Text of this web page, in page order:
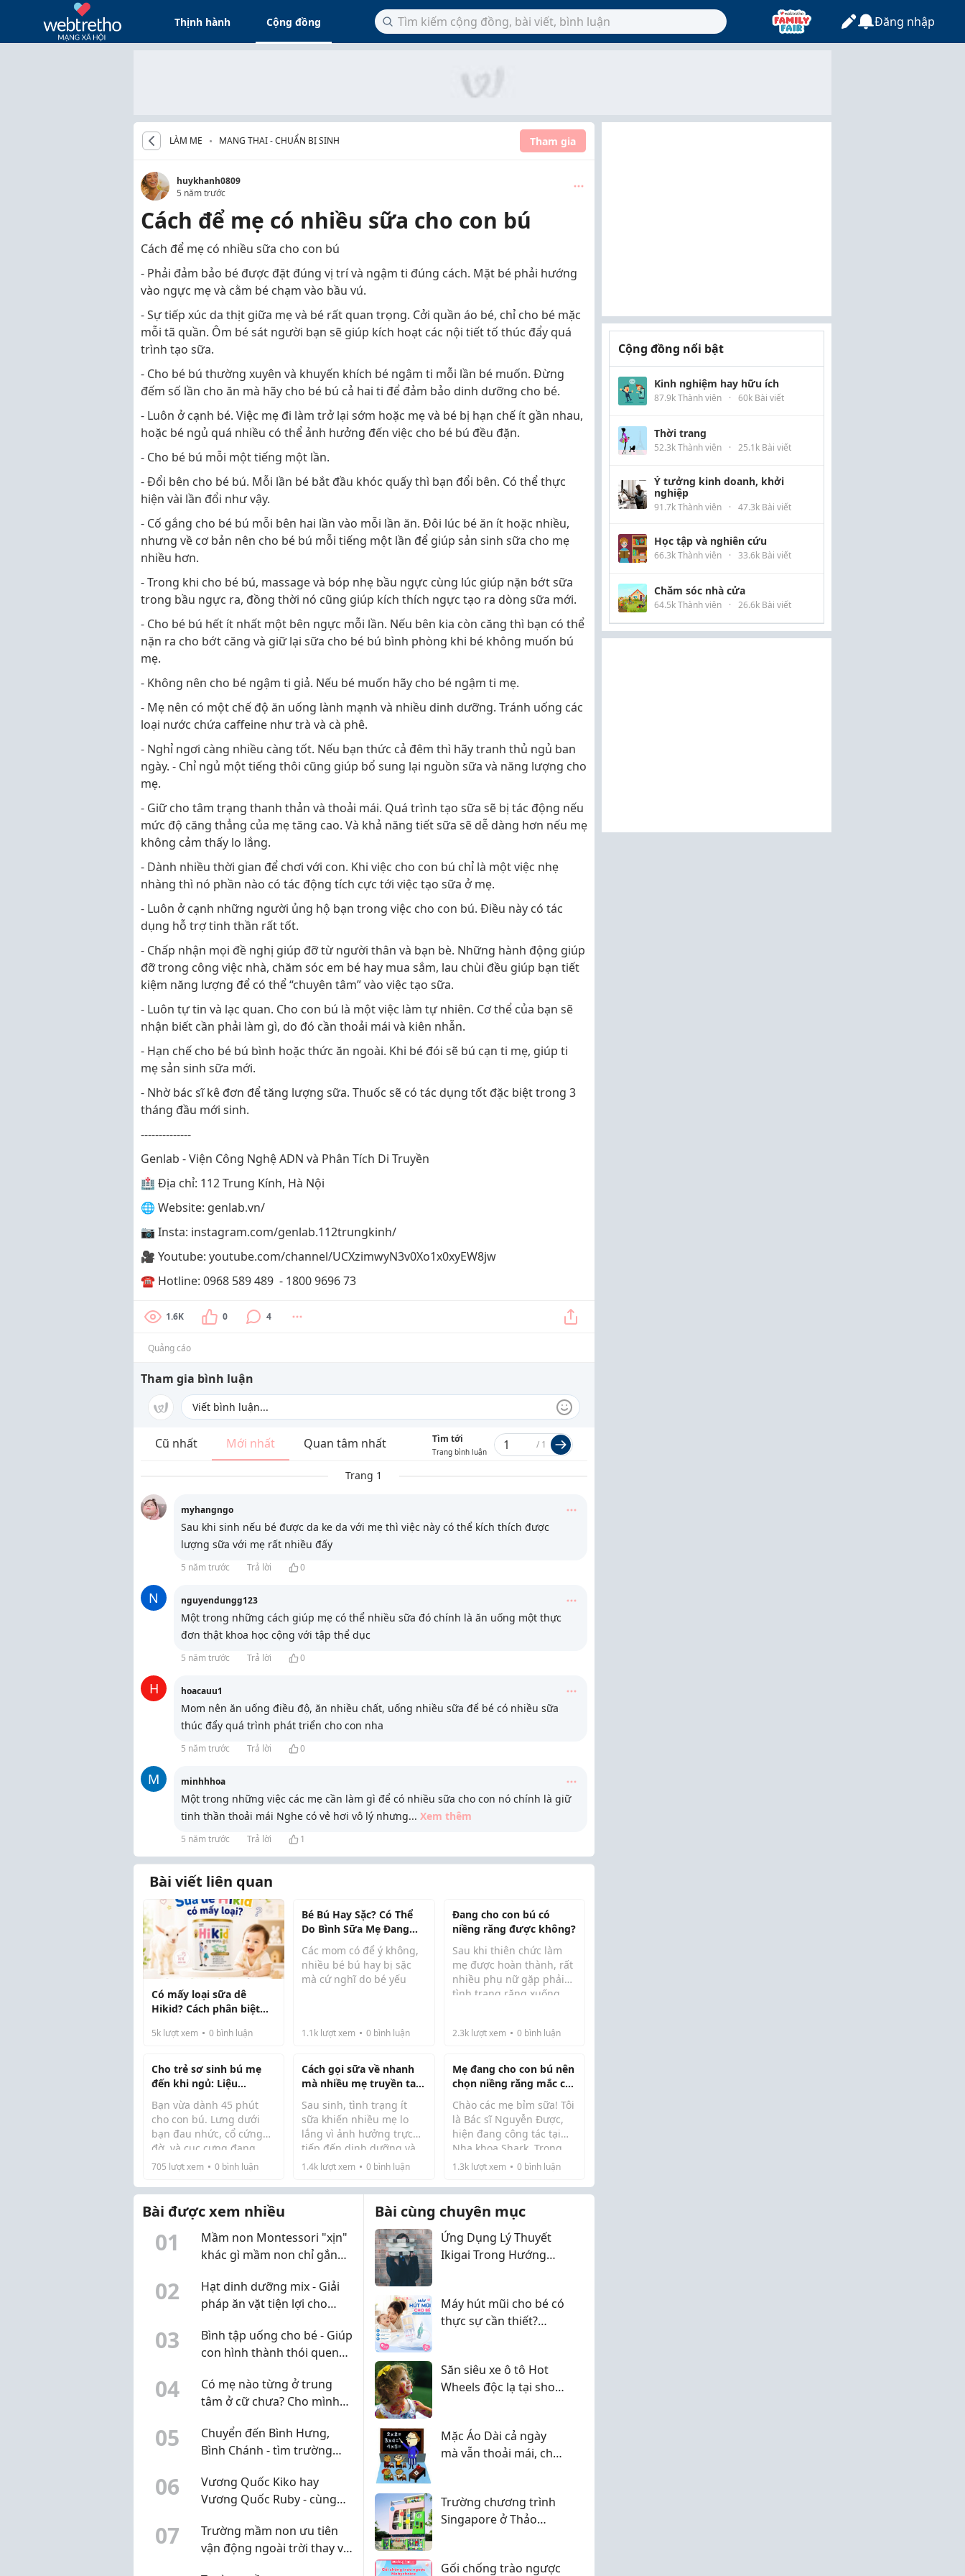
Thịnh hành Cộng đồng Đăng nhập
LÀM MẸ MANG THAI - CHUẨN BỊ SINH Tham gia
huykhanh0809
5 năm trước
Cách để mẹ có nhiều sữa cho con bú
Cách để mẹ có nhiều sữa cho con bú
- Phải đảm bảo bé được đặt đúng vị trí và ngậm ti đúng cách. Mặt bé phải hướng
vào ngực mẹ và cằm bé chạm vào bầu vú.
- Sự tiếp xúc da thịt giữa mẹ và bé rất quan trọng. Cởi quần áo bé, chỉ cho bé mặc
mỗi tã quần. Ôm bé sát người bạn sẽ giúp kích hoạt các nội tiết tố thúc đẩy quá
trình tạo sữa.
- Cho bé bú thường xuyên và khuyến khích bé ngậm ti mỗi lần bé muốn. Đừng
đếm số lần cho ăn mà hãy cho bé bú cả hai ti để đảm bảo dinh dưỡng cho bé.
- Luôn ở cạnh bé. Việc mẹ đi làm trở lại sớm hoặc mẹ và bé bị hạn chế ít gần nhau,
hoặc bé ngủ quá nhiều có thể ảnh hưởng đến việc cho bé bú đều đặn.
- Cho bé bú mỗi một tiếng một lần.
- Đổi bên cho bé bú. Mỗi lần bé bắt đầu khóc quấy thì bạn đổi bên. Có thể thực
hiện vài lần đổi như vậy.
- Cố gắng cho bé bú mỗi bên hai lần vào mỗi lần ăn. Đôi lúc bé ăn ít hoặc nhiều,
nhưng về cơ bản nên cho bé bú mỗi tiếng một lần để giúp sản sinh sữa cho mẹ
nhiều hơn.
- Trong khi cho bé bú, massage và bóp nhẹ bầu ngực cùng lúc giúp nặn bớt sữa
trong bầu ngực ra, đồng thời nó cũng giúp kích thích ngực tạo ra dòng sữa mới.
- Cho bé bú hết ít nhất một bên ngực mỗi lần. Nếu bên kia còn căng thì bạn có thể
nặn ra cho bớt căng và giữ lại sữa cho bé bú bình phòng khi bé không muốn bú
mẹ.
- Không nên cho bé ngậm ti giả. Nếu bé muốn hãy cho bé ngậm ti mẹ.
- Mẹ nên có một chế độ ăn uống lành mạnh và nhiều dinh dưỡng. Tránh uống các
loại nước chứa caffeine như trà và cà phê.
- Nghỉ ngơi càng nhiều càng tốt. Nếu bạn thức cả đêm thì hãy tranh thủ ngủ ban
ngày. - Chỉ ngủ một tiếng thôi cũng giúp bổ sung lại nguồn sữa và năng lượng cho
mẹ.
- Giữ cho tâm trạng thanh thản và thoải mái. Quá trình tạo sữa sẽ bị tác động nếu
mức độ căng thẳng của mẹ tăng cao. Và khả năng tiết sữa sẽ dễ dàng hơn nếu mẹ
không cảm thấy lo lắng.
- Dành nhiều thời gian để chơi với con. Khi việc cho con bú chỉ là một việc nhẹ
nhàng thì nó phần nào có tác động tích cực tới việc tạo sữa ở mẹ.
- Luôn ở cạnh những người ủng hộ bạn trong việc cho con bú. Điều này có tác
dụng hỗ trợ tinh thần rất tốt.
- Chấp nhận mọi đề nghị giúp đỡ từ người thân và bạn bè. Những hành động giúp
đỡ trong công việc nhà, chăm sóc em bé hay mua sắm, lau chùi đều giúp bạn tiết
kiệm năng lượng để có thể “chuyên tâm” vào việc tạo sữa.
- Luôn tự tin và lạc quan. Cho con bú là một việc làm tự nhiên. Cơ thể của bạn sẽ
nhận biết cần phải làm gì, do đó cần thoải mái và kiên nhẫn.
- Hạn chế cho bé bú bình hoặc thức ăn ngoài. Khi bé đói sẽ bú cạn ti mẹ, giúp ti
mẹ sản sinh sữa mới.
- Nhờ bác sĩ kê đơn để tăng lượng sữa. Thuốc sẽ có tác dụng tốt đặc biệt trong 3
tháng đầu mới sinh.
--------------
Genlab - Viện Công Nghệ ADN và Phân Tích Di Truyền
🏥 Địa chỉ: 112 Trung Kính, Hà Nội
🌐 Website: genlab.vn/
📷 Insta: instagram.com/genlab.112trungkinh/
🎥 Youtube: youtube.com/channel/UCXzimwyN3v0Xo1x0xyEW8jw
☎️ Hotline: 0968 589 489 - 1800 9696 73
1.6K 0 4
Quảng cáo
Tham gia bình luận
Cũ nhất Mới nhất Quan tâm nhất Tìm tới
Trang bình luận
/ 1
Trang 1
myhangngo
Sau khi sinh nếu bé được da ke da với mẹ thì việc này có thể kích thích được
lượng sữa với mẹ rất nhiều đấy
5 năm trước Trả lời 0
N nguyendungg123
Một trong những cách giúp mẹ có thể nhiều sữa đó chính là ăn uống một thực
đơn thật khoa học cộng với tập thể dục
5 năm trước Trả lời 0
H hoacauu1
Mom nên ăn uống điều độ, ăn nhiều chất, uống nhiều sữa để bé có nhiều sữa
thúc đẩy quá trình phát triển cho con nha
5 năm trước Trả lời 0
M minhhhoa
Một trong những việc các mẹ cần làm gì để có nhiều sữa cho con nó chính là giữ
tinh thần thoải mái Nghe có vẻ hơi vô lý nhưng... Xem thêm
5 năm trước Trả lời 1
Bài viết liên quan
Có mấy loại sữa dê
Hikid? Cách phân biệt
hiểu
5k lượt xem 0 bình luận
Bé Bú Hay Sặc? Có Thể
Do Bình Sữa Mẹ Đang
Dùng
Các mom có để ý không,
nhiều bé bú hay bị sặc
mà cứ nghĩ do bé yếu
qua bình khác là đỡ hẳn,
nên bé bú dễ hơn.
trạng này...
1.1k lượt xem 0 bình luận
Đang cho con bú có
niềng răng được không?
Sau khi thiên chức làm
mẹ được hoàn thành, rất
nhiều phụ nữ gặp phải
tình trạng răng xuống
điểm nụ cười để tự tin
việc. Thời gian...
2.3klượt xem 0bình luận
Cho trẻ sơ sinh bú mẹ
đến khi ngủ: Liệu
phương pháp "cho bú
mẹ đến khi ngủ" có bền
vững?
Bạn vừa dành 45 phút
cho con bú. Lưng dưới
bạn đau nhức, cổ cứng
đờ, và cục cưng đang
khóc thét trong vòng tay
lỏng một cách dễ chịu.
Bạn nín thở, dò dẫm
trong phòng trẻ như
thể...
705 lượt xem 0 bình luận
Cách gọi sữa về nhanh
mà nhiều mẹ truyền tai
Sau sinh, tình trạng ít
sữa khiến nhiều mẹ lo
lắng vì ảnh hưởng trực
tiếp đến dinh dưỡng và
sự phát triển của bé. Tuy
đúng cách và kiên trì, mẹ
hoàn toàn có thể cải
thiện nguồn sữa ...
1.4k lượt xem 0 bình luận
Mẹ đang cho con bú nên
chọn niềng răng mắc cài
hay invisalign?
Chào các mẹ bỉm sữa! Tôi
là Bác sĩ Nguyễn Được,
hiện đang công tác tại
Nha khoa Shark. Trong
quá trình khám và điều
nhiều thắc mắc từ các mẹ
về việc cải thiện nụ cười
sau sinh. ...
1.3klượt xem 0bình luận
Bài được xem nhiều
01
Mầm non Montessori "xịn"
khác gì mầm non chỉ gắn
02
Hạt dinh dưỡng mix - Giải
pháp ăn vặt tiện lợi cho
03
Bình tập uống cho bé - Giúp
con hình thành thói quen
nhỏ
04
Có mẹ nào từng ở trung
tâm ở cữ chưa? Cho mình
05
Chuyển đến Bình Hưng,
Bình Chánh - tìm trường
06
Vương Quốc Kiko hay
Vương Quốc Ruby - cùng
07
Trường mầm non ưu tiên
vận động ngoài trời thay vì
Bài cùng chuyên mục
Ứng Dụng Lý Thuyết
Ikigai Trong Hướng
Máy hút mũi cho bé có
thực sự cần thiết?
Săn siêu xe ô tô Hot
Wheels độc lạ tại shop
Mặc Áo Dài cả ngày
mà vẫn thoải mái, chị
Trường chương trình
Singapore ở Thảo
Gối chống trào ngược
Cộng đồng nổi bật
Kinh nghiệm hay hữu ích
87.9k Thành viên · 60k Bài viết
Thời trang
52.3k Thành viên · 25.1k Bài viết
Ý tưởng kinh doanh, khởi
nghiệp
91.7k Thành viên · 47.3k Bài viết
Học tập và nghiên cứu
66.3k Thành viên · 33.6k Bài viết
Chăm sóc nhà cửa
64.5k Thành viên · 26.6k Bài viết